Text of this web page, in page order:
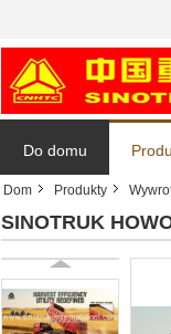
Do domu
Dom Produkty
SINOTRUK